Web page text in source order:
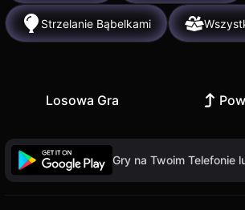
Strzelanie Bąbelkami
Losowa Gra
Gry na Twoim Telefonie